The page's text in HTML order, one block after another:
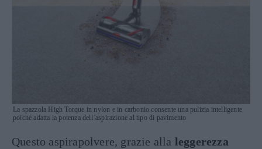
La spazzola High Torque in nylon e in carbonio consente una pulizia intelligente
poiché adatta la potenza dell’aspirazione al tipo di pavimento
Questo aspirapolvere, grazie alla leggerezza